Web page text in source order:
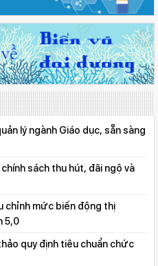
lý ngành Giáo dục, sẵn sàng
sách thu hút, đãi ngộ và
chỉnh mức biến động thị
5,0
quy định tiêu chuẩn chức